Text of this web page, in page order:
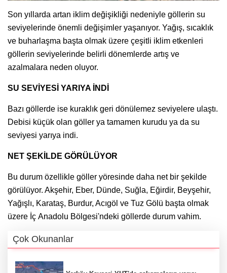
Son yıllarda artan iklim değişikliği nedeniyle göllerin su
seviyelerinde önemli değişimler yaşanıyor. Yağış, sıcaklık
ve buharlaşma başta olmak üzere çeşitli iklim etkenleri
göllerin seviyelerinde belirli dönemlerde artış ve
azalmalara neden oluyor.
SU SEVİYESİ YARIYA İNDİ
Bazı göllerde ise kuraklık geri dönülemez seviyelere ulaştı.
Debisi küçük olan göller ya tamamen kurudu ya da su
seviyesi yarıya indi.
NET ŞEKİLDE GÖRÜLÜYOR
Bu durum özellikle göller yöresinde daha net bir şekilde
görülüyor. Akşehir, Eber, Dünde, Suğla, Eğirdir, Beyşehir,
Yağışlı, Karataş, Burdur, Acıgöl ve Tuz Gölü başta olmak
üzere İç Anadolu Bölgesi'ndeki göllerde durum vahim.
Çok Okunanlar